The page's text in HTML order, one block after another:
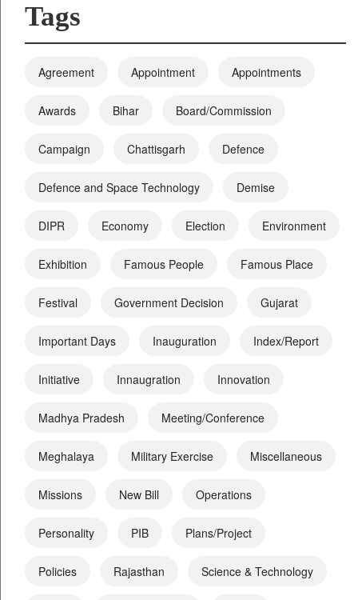
Tags
Agreement Appointment Appointments
Awards Bihar Board/Commission
Campaign Chattisgarh Defence
Defence and Space Technology Demise
DIPR Economy Election Environment
Exhibition Famous People Famous Place
Festival Government Decision Gujarat
Important Days Inauguration Index/Report
Initiative Innaugration Innovation
Madhya Pradesh Meeting/Conference
Meghalaya Military Exercise Miscellaneous
Missions New Bill Operations
Personality PIB Plans/Project
Policies Rajasthan Science & Technology